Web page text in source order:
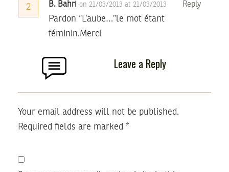
2 B. Bahri on 21/03/2013 at 21/03/2013 Reply
Pardon “L’aube…”le mot étant
féminin.Merci
Leave a Reply
Your email address will not be published.
Required fields are marked *